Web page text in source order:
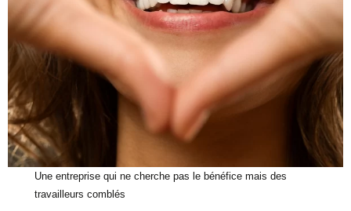
Une entreprise qui ne cherche pas le bénéfice mais des
travailleurs comblés